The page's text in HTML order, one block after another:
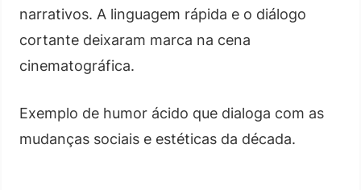
narrativos. A linguagem rápida e o diálogo
cortante deixaram marca na cena
cinematográfica.
Exemplo de humor ácido que dialoga com as
mudanças sociais e estéticas da década.